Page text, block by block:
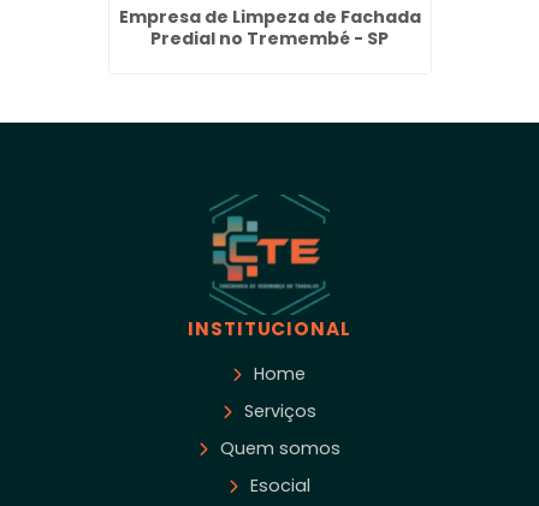
Empresa de Limpeza de Fachada
Predial no Tremembé - SP
INSTITUCIONAL
Home
Serviços
Quem somos
Esocial